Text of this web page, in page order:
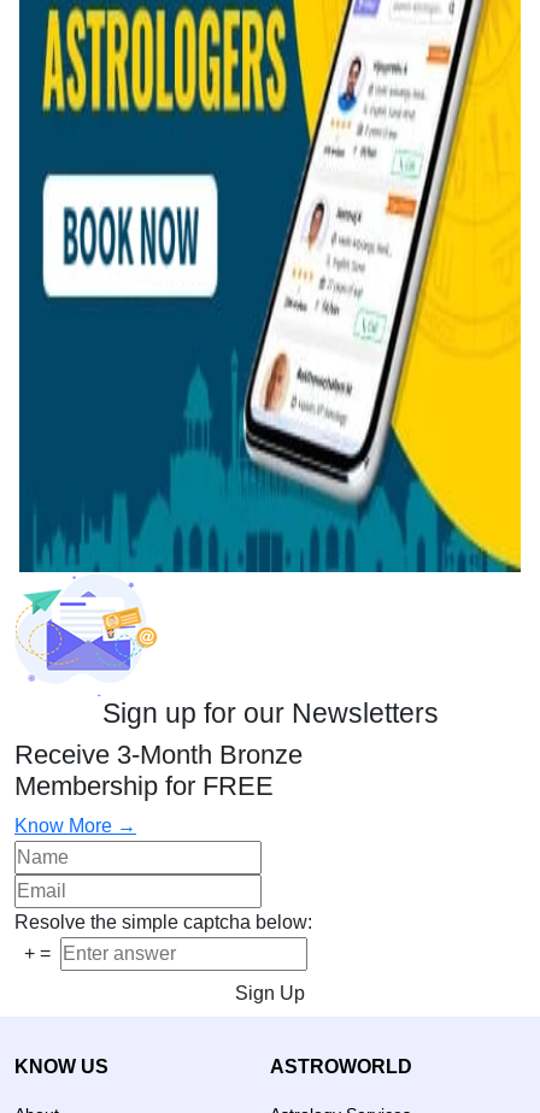
Sign up for our Newsletters
Receive 3-Month Bronze
Membership for FREE
Know More →
Resolve the simple captcha below:
+ =
Sign Up
KNOW US ASTROWORLD